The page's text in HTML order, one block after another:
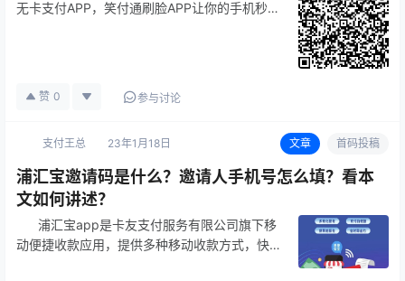
无卡支付APP，笑付通刷脸APP让你的手机秒变
赞 0 参与讨论
支付王总 23年1月18日 文章 首码投稿
浦汇宝邀请码是什么？邀请人手机号怎么填？看本
文如何讲述？
浦汇宝app是卡友支付服务有限公司旗下移
动便捷收款应用，提供多种移动收款方式，快速